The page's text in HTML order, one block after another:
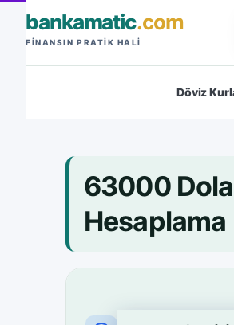
bankamatic.com
FINANSIN PRATIK HALI
Döviz
63000
Hesaplama